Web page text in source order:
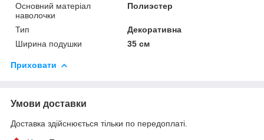
Основний матеріал
наволочки
Полиэстер
Тип
Декоративна
Ширина подушки
35 см
Приховати
Умови доставки
Доставка здійснюється тільки по передоплаті.